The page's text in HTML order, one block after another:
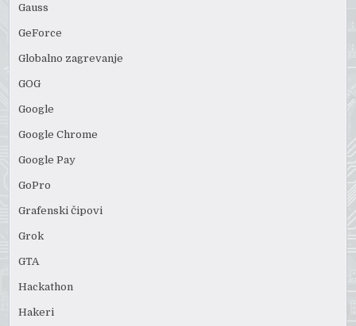
Gauss
GeForce
Globalno zagrevanje
GOG
Google
Google Chrome
Google Pay
GoPro
Grafenski čipovi
Grok
GTA
Hackathon
Hakeri